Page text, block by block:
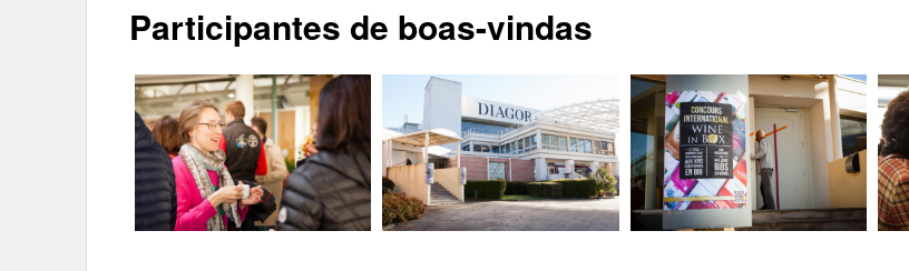
Participantes de boas-vindas